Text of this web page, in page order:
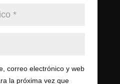
correo electrónico y web
la próxima vez que